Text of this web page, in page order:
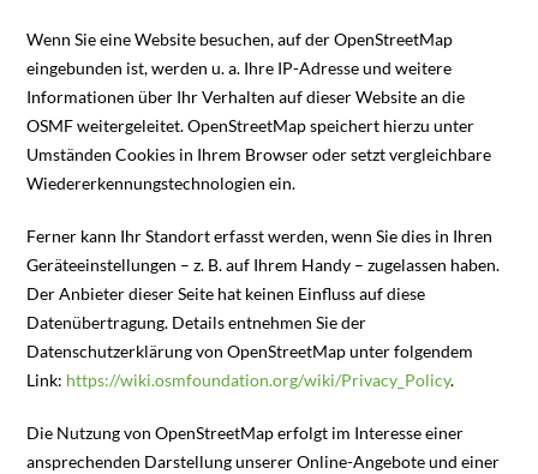
Wenn Sie eine Website besuchen, auf der OpenStreetMap
eingebunden ist, werden u. a. Ihre IP-Adresse und weitere
Informationen über Ihr Verhalten auf dieser Website an die
OSMF weitergeleitet. OpenStreetMap speichert hierzu unter
Umständen Cookies in Ihrem Browser oder setzt vergleichbare
Wiedererkennungstechnologien ein.
Ferner kann Ihr Standort erfasst werden, wenn Sie dies in Ihren
Geräteeinstellungen – z. B. auf Ihrem Handy – zugelassen haben.
Der Anbieter dieser Seite hat keinen Einfluss auf diese
Datenübertragung. Details entnehmen Sie der
Datenschutzerklärung von OpenStreetMap unter folgendem
Link: https://wiki.osmfoundation.org/wiki/Privacy_Policy.
Die Nutzung von OpenStreetMap erfolgt im Interesse einer
ansprechenden Darstellung unserer Online-Angebote und einer